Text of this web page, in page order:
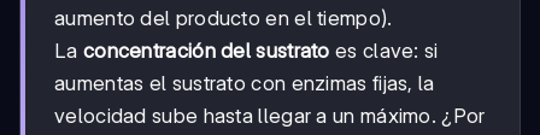
aumento del producto en el tiempo).
La concentración del sustrato es clave: si
aumentas el sustrato con enzimas fijas, la
velocidad sube hasta llegar a un máximo. ¿Por